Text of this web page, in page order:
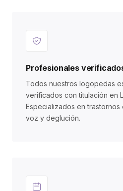
Profesionales
Todos nuestros logopedas
verificados con titulación en
Especializados en trastornos
voz y deglución.